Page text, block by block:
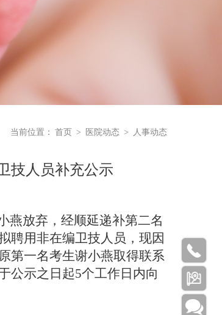



当前位置： 首页 > 医院动态 > 人事动态
技人员补充公示
燕放弃， 经顺延递补第二名
聘用非在编卫技人员 ，现因
第一名考生谢小燕取得联系
公示之日起5个工作日内向